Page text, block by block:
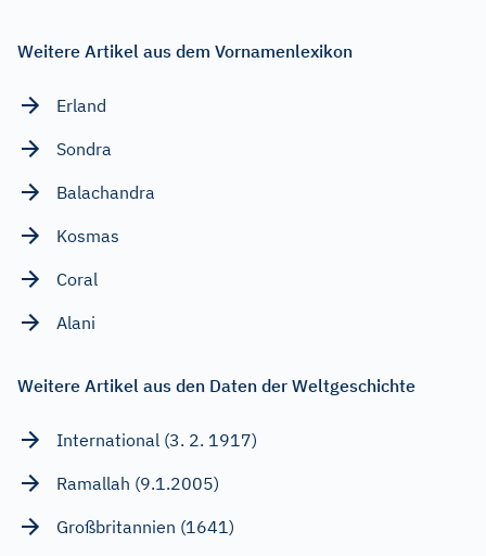
Weitere Artikel aus dem Vornamenlexikon
Erland
Sondra
Balachandra
Kosmas
Coral
Alani
Weitere Artikel aus den Daten der Weltgeschichte
International (3. 2. 1917)
Ramallah (9.1.2005)
Großbritannien (1641)